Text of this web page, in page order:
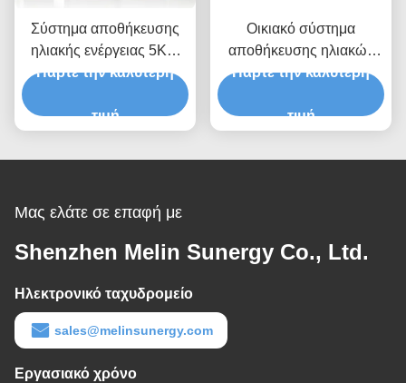
Σύστημα αποθήκευσης
ηλιακής ενέργειας 5KW
εκτός δικτύου για το
PV 120 - 500V
Πάρτε την καλύτερη
τιμή
Οικιακό σύστημα
αποθήκευσης ηλιακών
μπαταριών 10KW για
γεννήτριας
Πάρτε την καλύτερη
τιμή
Μας ελάτε σε επαφή με
Shenzhen Melin Sunergy Co., Ltd.
Ηλεκτρονικό ταχυδρομείο
sales@melinsunergy.com
Εργασιακό χρόνο